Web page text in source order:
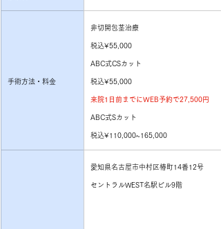
手術方法・料金
非切開包茎治療
税込¥55,000
ABC式CSカット
税込¥55,000
来院1日前までにWEB予約で27,500円
ABC式Sカット
税込¥110,000~165,000
愛知県名古屋市中村区椿町14番12号
セントラルWEST名駅ビル9階